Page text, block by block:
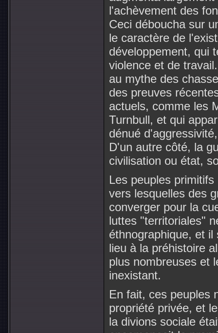
l'achèvement des
Ceci déboucha sur
le caractère de
développement, qui
violence et de
au mythe des
des preuves
actuels, comme les
Turnbull, et qui
dénué
D'un autre côté, la
civilisation ou état,
Les peuples
vers lesquelles des
converger pour la
luttes "territoriales"
éthnographique, et
lieu à la préhistoire
plus nombreuses et
inexistant.
En fait, ces peuples
propriété privée, et
la divions sociale